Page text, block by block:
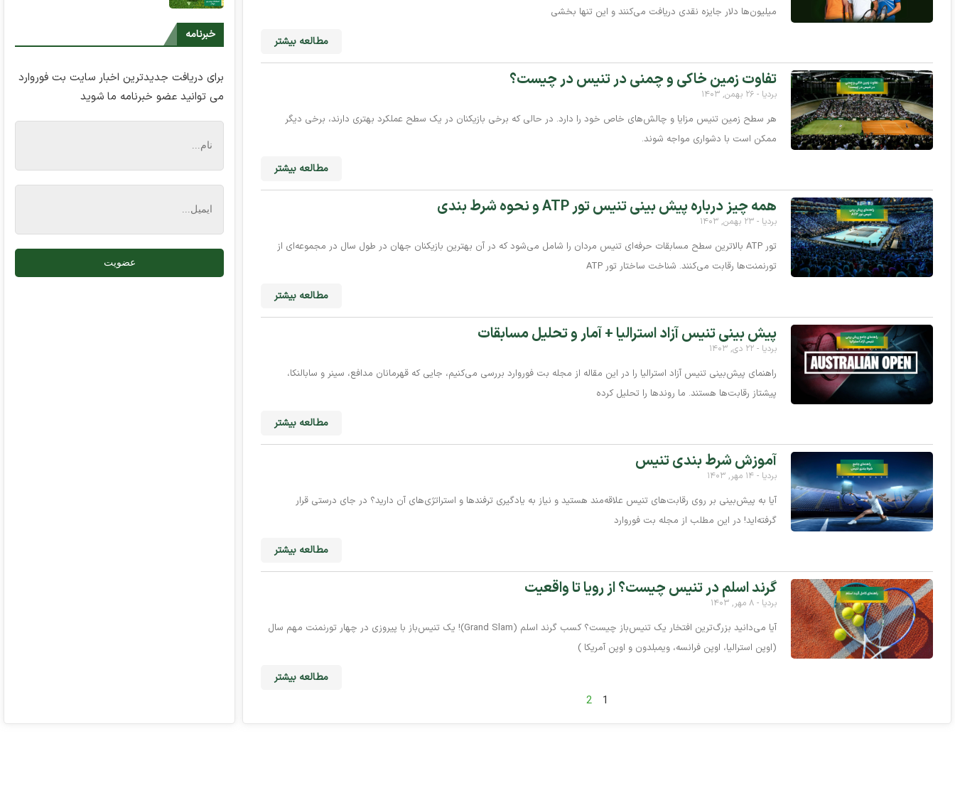
میلیون‌ها دلار جایزه نقدی دریافت می‌کنند و این تنها بخشی
مطالعه بیشتر
تفاوت زمین خاکی و چمنی در تنیس در چیست؟
بردیا
هر سطح زمین تنیس مزایا و چالش‌های خاص خود را دارد. در حالی که برخی بازیکنان در یک سطح عملکرد بهتری دارند، برخی دیگر
ممکن است با دشواری مواجه شوند.
مطالعه بیشتر
همه چیز درباره پیش بینی تنیس تور ATP و نحوه شرط بندی
بردیا
تور ATP بالاترین سطح مسابقات حرفه‌ای تنیس مردان را شامل می‌شود که در آن بهترین بازیکنان جهان در طول سال در مجموعه‌ای از
تورنمنت‌ها رقابت می‌کنند. شناخت ساختار تور ATP
مطالعه بیشتر
پیش بینی تنیس آزاد استرالیا + آمار و تحلیل مسابقات
بردیا
راهنمای پیش‌بینی تنیس آزاد استرالیا را در این مقاله از مجله بت فوروارد بررسی می‌کنیم، جایی که قهرمانان مدافع، سینر و سابالنکا،
پیشتاز رقابت‌ها هستند. ما روندها را تحلیل کرده
مطالعه بیشتر
آموزش شرط بندی تنیس
بردیا
آیا به پیش‌بینی بر روی رقابت‌های تنیس علاقه‌مند هستید و نیاز به یادگیری ترفندها و استراتژی‌های آن دارید؟ در جای درستی قرار
گرفته‌اید! در این مطلب از مجله بت فوروارد
مطالعه بیشتر
گرند اسلم در تنیس چیست؟ از رویا تا واقعیت
بردیا
آیا می‌دانید بزرگ‌ترین افتخار یک تنیس‌باز چیست؟ کسب گرند اسلم (Grand Slam)! یک تنیس‌باز با پیروزی در چهار تورنمنت مهم سال
(اوپن استرالیا، اوپن فرانسه، ویمبلدون و اوپن آمریکا )
مطالعه بیشتر
1
2
خبرنامه
برای دریافت جدیدترین اخبار سایت بت فوروارد
می توانید عضو خبرنامه ما شوید